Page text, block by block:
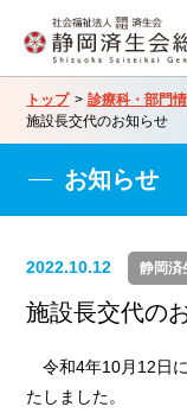
トップ 診療科・部門
施設長交代のお知らせ
お知らせ
2022.10.12 静岡済
施設長交代の
令和4年10月 12日
たしました。